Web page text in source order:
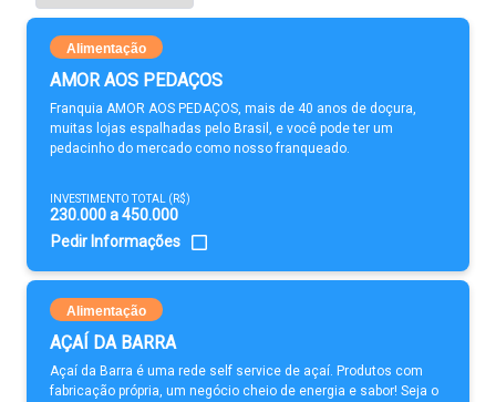
Alimentação
AMOR AOS PEDAÇOS
Franquia AMOR AOS PEDAÇOS, mais de 40 anos de doçura,
muitas lojas espalhadas pelo Brasil, e você pode ter um
pedacinho do mercado como nosso franqueado.
INVESTIMENTO TOTAL (R$)
230.000 a 450.000
Pedir Informações
Alimentação
AÇAÍ DA BARRA
Açaí da Barra é uma rede self service de açaí. Produtos com
fabricação própria, um negócio cheio de energia e sabor! Seja o